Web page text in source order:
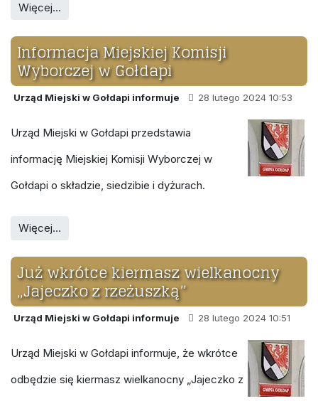
Więcej…
Informacja Miejskiej Komisji
Wyborczej w Gołdapi
Urząd Miejski w Gołdapi informuje 28 lutego 2024 10:53
Urząd Miejski w Gołdapi przedstawia
informację Miejskiej Komisji Wyborczej w
Gołdapi o składzie, siedzibie i dyżurach.
Więcej…
Już wkrótce kiermasz wielkanocny
„Jajeczko z rzeżuszką”
Urząd Miejski w Gołdapi informuje 28 lutego 2024 10:51
Urząd Miejski w Gołdapi informuje, że wkrótce
odbędzie się kiermasz wielkanocny „Jajeczko z